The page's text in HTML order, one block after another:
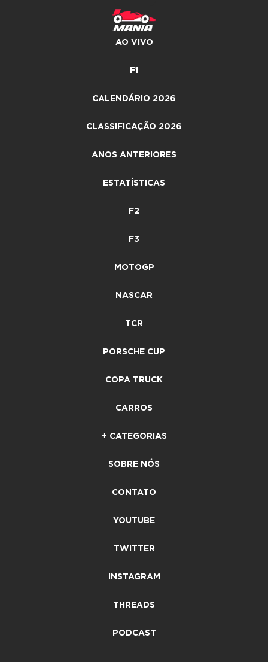
AO VIVO
F1
CALENDÁRIO 2026
CLASSIFICAÇÃO 2026
ANOS ANTERIORES
ESTATÍSTICAS
F2
F3
MOTOGP
NASCAR
TCR
PORSCHE CUP
COPA TRUCK
CARROS
+ CATEGORIAS
SOBRE NÓS
CONTATO
YOUTUBE
TWITTER
INSTAGRAM
THREADS
PODCAST